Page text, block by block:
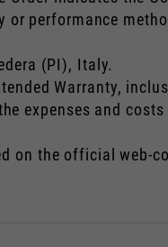
performance
(PI), Italy.
Warranty,
expenses and
on the official web-